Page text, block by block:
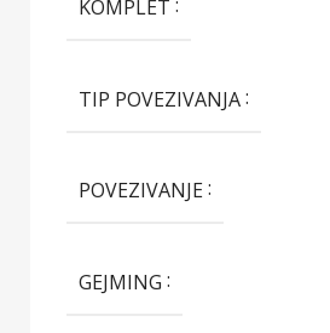
KOMPLET
TIP POVEZIVANJA
POVEZIVANJE
GEJMING